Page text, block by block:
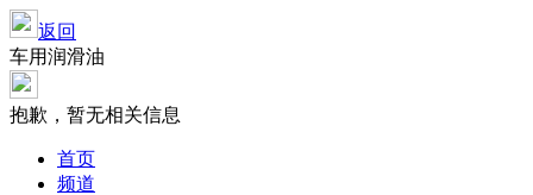
返回
车用润滑油
抱歉，暂无相关信息
首页
频道